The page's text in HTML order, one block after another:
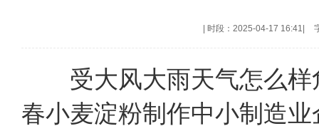
时段：2025-04-17 16:41
受大风大雨天气怎么样
春小麦淀粉制作中小制造